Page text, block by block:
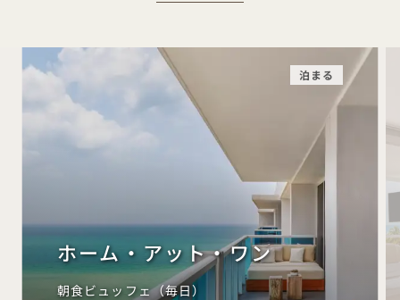
泊まる
ホーム・アット・ワン
朝食ビュッフェ（毎日）